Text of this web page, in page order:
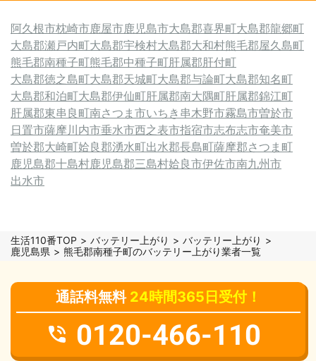
阿久根市枕崎市鹿屋市鹿児島市大島郡喜界町大島郡龍郷町
大島郡瀬戸内町大島郡宇検村大島郡大和村熊毛郡屋久島町
熊毛郡南種子町熊毛郡中種子町肝属郡肝付町
大島郡徳之島町大島郡天城町大島郡与論町大島郡知名町
大島郡和泊町大島郡伊仙町肝属郡南大隅町肝属郡錦江町
肝属郡東串良町南さつま市いちき串木野市霧島市曽於市
日置市薩摩川内市垂水市西之表市指宿市志布志市奄美市
曽於郡大崎町姶良郡湧水町出水郡長島町薩摩郡さつま町
鹿児島郡十島村鹿児島郡三島村姶良市伊佐市南九州市
出水市
生活110番TOP バッテリー上がり
バッテリー上がり
鹿児島県
熊毛郡南種子町のバッテリー上がり業者一覧
通話料無料 24時間365日受付！
0120-466-110